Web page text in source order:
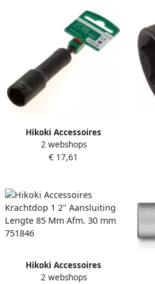
Hikoki Accessoires
Hoekdopsleutel 17 Mm
750338
2 webshops
€ 17,61
Hikoki Accessoires
Krachtdop 1 2" Aansluiting
2 webshops